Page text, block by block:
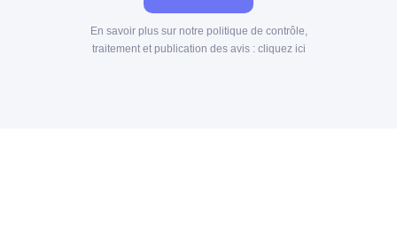
En savoir plus sur notre politique de contrôle,
traitement et publication des avis : cliquez ici